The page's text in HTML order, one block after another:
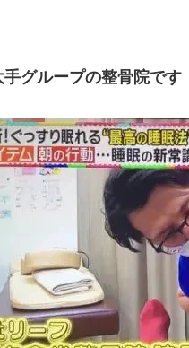
グループの整骨院です